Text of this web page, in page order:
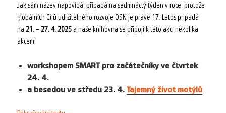
Jak sám název napovídá, připadá na sedmnáctý týden v roce, protože
globálních Cílů udržitelného rozvoje OSN je právě 17. Letos připadá
na21. – 27. 4. 2025 a naše knihovna se připojí k této akci několika
akcemi
workshopem SMART pro začátečníky ve čtvrtek
24. 4.
a besedou ve středu 23. 4.Tajemný život motýlů